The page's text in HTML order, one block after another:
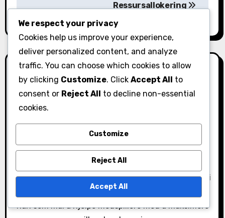
n
a
v
i
g
a
t
o
n
Ressursallokering
En lidenskapelig gamer og Yu-Gi-Oh! entusiast,
Ethan Rivers dykker dypt inn i verden av Duel Links,
og deler innsikt om edelstener, kampanjegaver og
eventbelønninger. Med en forkjærlighet for strategi
og en kjærlighet for fellesskapsengasjement, har
han som mål å hjelpe medspillere med å maksimere
We respect your privacy
Cookies help us improve your experience,
deliver personalized content, and analyze
traffic. You can choose which cookies to allow
by clicking Customize. Click Accept All to
consent or Reject All to decline non-essential
cookies.
Customize
Reject All
Accept All